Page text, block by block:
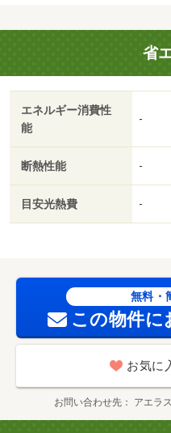
省
エネルギー消費性
能
-
断熱性能 -
目安光熱費 -
無料・
この物件に
お気に
お問い合わせ先 アエラ